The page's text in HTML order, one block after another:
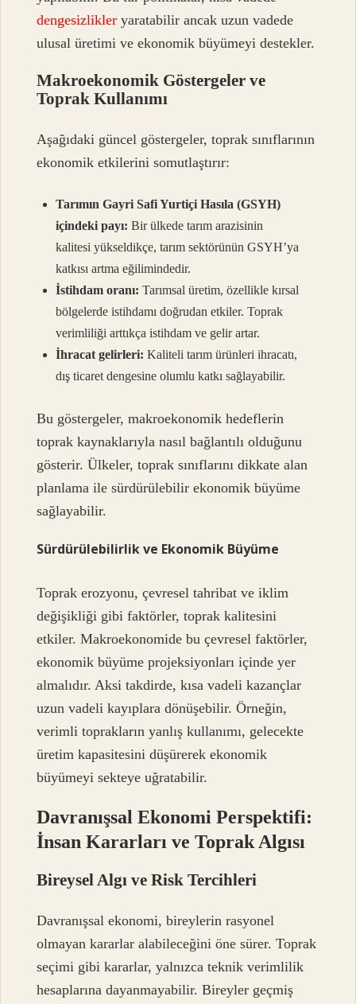
dengesizlikler yaratabilir ancak uzun vadede
ulusal üretimi ve ekonomik büyümeyi destekler.
Makroekonomik Göstergeler ve
Toprak Kullanımı
Aşağıdaki güncel göstergeler, toprak sınıflarının
ekonomik etkilerini somutlaştırır:
Tarımın Gayri Safi Yurtiçi Hasıla (GSYH)
içindeki payı: Bir ülkede tarım arazisinin
kalitesi yükseldikçe, tarım sektörünün GSYH’ya
katkısı artma eğilimindedir.
İstihdam oranı: Tarımsal üretim, özellikle kırsal
bölgelerde istihdamı doğrudan etkiler. Toprak
verimliliği arttıkça istihdam ve gelir artar.
İhracat gelirleri: Kaliteli tarım ürünleri ihracatı,
dış ticaret dengesine olumlu katkı sağlayabilir.
Bu göstergeler, makroekonomik hedeflerin
toprak kaynaklarıyla nasıl bağlantılı olduğunu
gösterir. Ülkeler, toprak sınıflarını dikkate alan
planlama ile sürdürülebilir ekonomik büyüme
sağlayabilir.
Sürdürülebilirlik ve Ekonomik Büyüme
Toprak erozyonu, çevresel tahribat ve iklim
değişikliği gibi faktörler, toprak kalitesini
etkiler. Makroekonomide bu çevresel faktörler,
ekonomik büyüme projeksiyonları içinde yer
almalıdır. Aksi takdirde, kısa vadeli kazançlar
uzun vadeli kayıplara dönüşebilir. Örneğin,
verimli toprakların yanlış kullanımı, gelecekte
üretim kapasitesini düşürerek ekonomik
büyümeyi sekteye uğratabilir.
Davranışsal Ekonomi Perspektifi:
İnsan Kararları ve Toprak Algısı
Bireysel Algı ve Risk Tercihleri
Davranışsal ekonomi, bireylerin rasyonel
olmayan kararlar alabileceğini öne sürer. Toprak
seçimi gibi kararlar, yalnızca teknik verimlilik
hesaplarına dayanmayabilir. Bireyler geçmiş